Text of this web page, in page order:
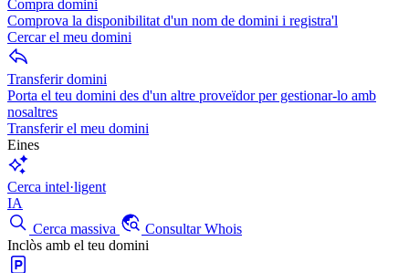
Compra domini
Comprova la disponibilitat d'un nom de domini i registra'l
Cercar el meu domini
Transferir domini
Porta el teu domini des d'un altre proveïdor per gestionar-lo amb
nosaltres
Transferir el meu domini
Eines
Cerca intel·ligent
IA
Cerca massiva
Consultar Whois
Inclòs amb el teu domini